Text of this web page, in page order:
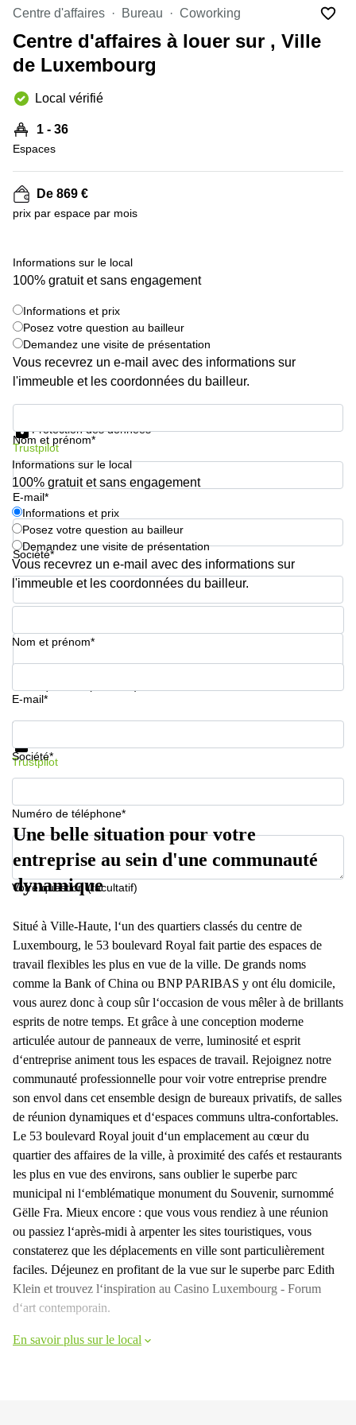
Esch-sur-
Alzette
Sandweiler
Bureaux
sur-
Alzette
Bureaux
Sandweiler
Centres
Bertrange
Esch-
sur-
Alzette
Centres
Sandweiler
Centre d'affaires Bureau Coworking
Centre d'affaires à louer sur , Ville
de Luxembourg
Local vérifié
1 - 36
Espaces
De 869 €
prix par espace par mois
Informations sur le local
100% gratuit et sans engagement
Informations et prix
Posez votre question au bailleur
Demandez une visite de présentation
Vous recevrez un e-mail avec des informations sur
l'immeuble et les coordonnées du bailleur.
Nom et prénom*
E-mail*
Société*
Numéro de téléphone*
Protection des données
Trustpilot
Informations sur le local
100% gratuit et sans engagement
Informations et prix
Posez votre question au bailleur
Demandez une visite de présentation
Vous recevrez un e-mail avec des informations sur
l'immeuble et les coordonnées du bailleur.
Nom et prénom*
E-mail*
Société*
Numéro de téléphone*
Votre question (facultatif)
Informations et prix
Trustpilot
Une belle situation pour votre
entreprise au sein d'une communauté
dynamique
Situé à Ville-Haute, l‘un des quartiers classés du centre de
Luxembourg, le 53 boulevard Royal fait partie des espaces de
travail flexibles les plus en vue de la ville. De grands noms
comme la Bank of China ou BNP PARIBAS y ont élu domicile,
vous aurez donc à coup sûr l‘occasion de vous mêler à de brillants
esprits de notre temps. Et grâce à une conception moderne
articulée autour de panneaux de verre, luminosité et esprit
d‘entreprise animent tous les espaces de travail. Rejoignez notre
communauté professionnelle pour voir votre entreprise prendre
son envol dans cet ensemble design de bureaux privatifs, de salles
de réunion dynamiques et d‘espaces communs ultra-confortables.
Le 53 boulevard Royal jouit d‘un emplacement au cœur du
quartier des affaires de la ville, à proximité des cafés et restaurants
les plus en vue des environs, sans oublier le superbe parc
municipal ni l‘emblématique monument du Souvenir, surnommé
Gëlle Fra. Mieux encore : que vous vous rendiez à une réunion
ou passiez l‘après-midi à arpenter les sites touristiques, vous
constaterez que les déplacements en ville sont particulièrement
faciles. Déjeunez en profitant de la vue sur le superbe parc Edith
Klein et trouvez l‘inspiration au Casino Luxembourg - Forum
d‘art contemporain.
En savoir plus sur le local